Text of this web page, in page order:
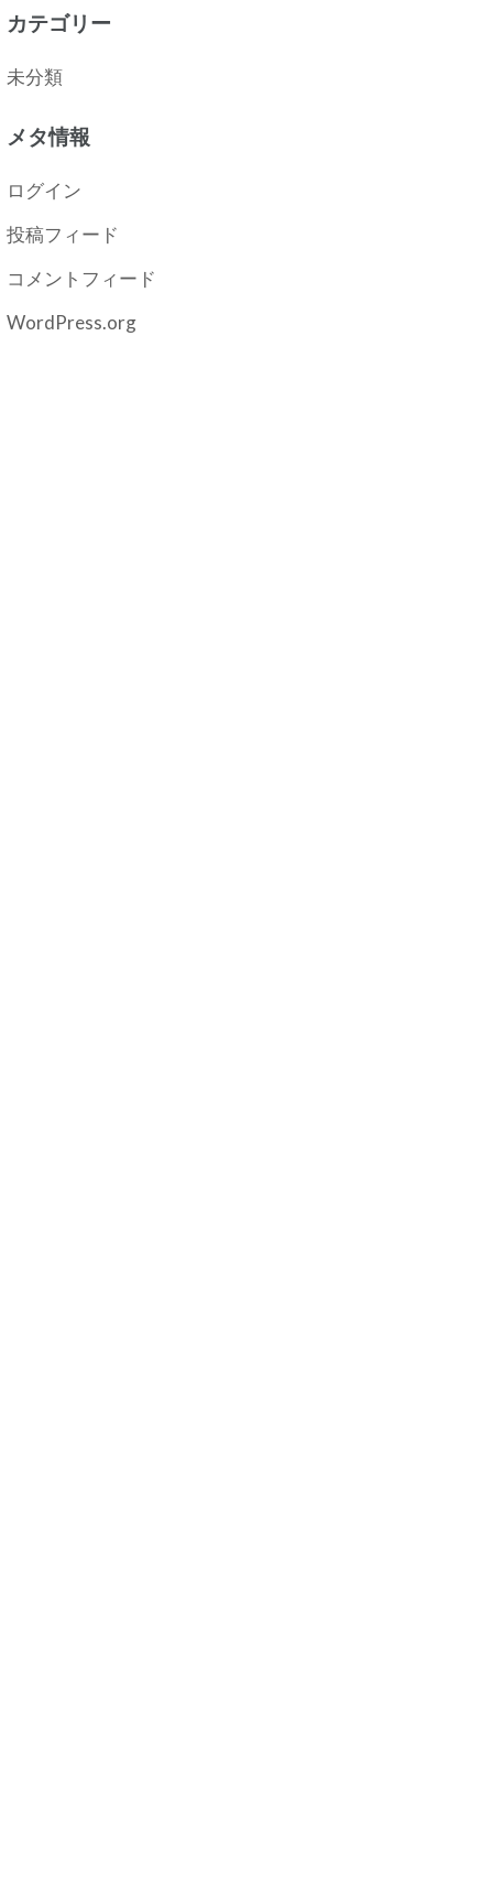
カテゴリー
未分類
メタ情報
ログイン
投稿フィード
コメントフィード
WordPress.org